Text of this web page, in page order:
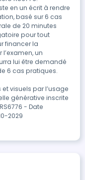
en un écrit à rendre
basé sur 6 cas
de 20 minutes
pour tout
financer la
un
lui être demandé
6 cas pratiques.
visuels par l’usage
générative inscrite
- Date
2029